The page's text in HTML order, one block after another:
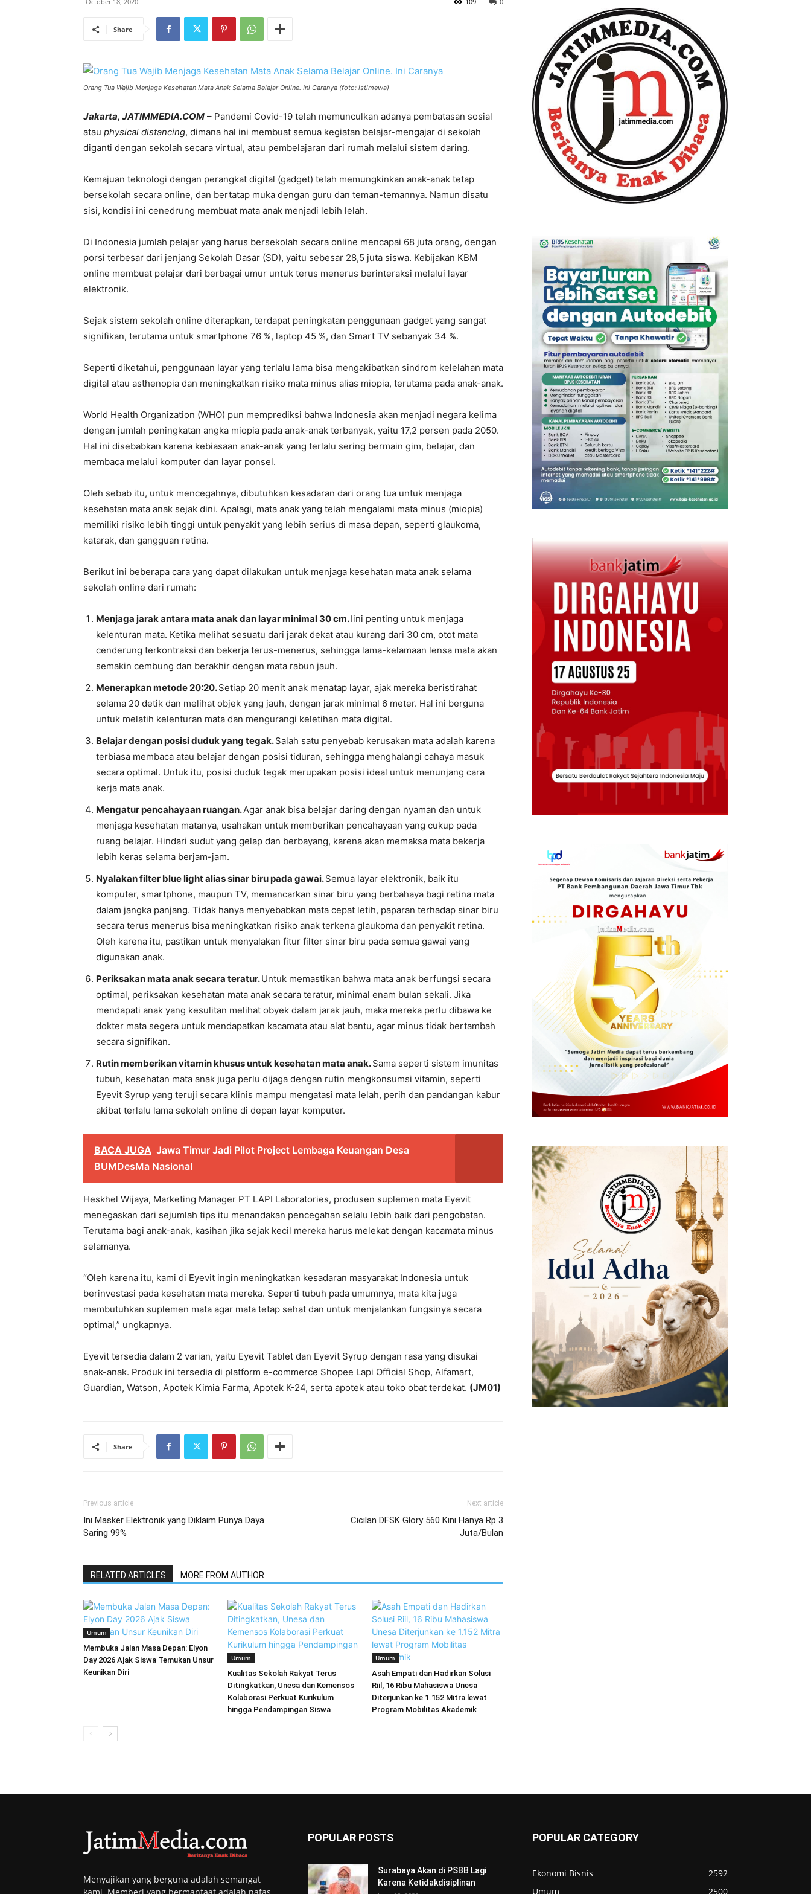
Share
Orang Tua Wajib Menjaga Kesehatan Mata Anak Selama Belajar Online. Ini Caranya (foto: istimewa)
Jakarta, JATIMMEDIA.COM – Pandemi Covid-19 telah memunculkan adanya pembatasan sosial
atau physical distancing, dimana hal ini membuat semua kegiatan belajar-mengajar di sekolah
diganti dengan sekolah secara virtual, atau pembelajaran dari rumah melalui sistem daring.
Kemajuan teknologi dengan perangkat digital (gadget) telah memungkinkan anak-anak tetap
bersekolah secara online, dan bertatap muka dengan guru dan teman-temannya. Namun disatu
sisi, kondisi ini cenedrung membuat mata anak menjadi lebih lelah.
Di Indonesia jumlah pelajar yang harus bersekolah secara online mencapai 68 juta orang, dengan
porsi terbesar dari jenjang Sekolah Dasar (SD), yaitu sebesar 28,5 juta siswa. Kebijakan KBM
online membuat pelajar dari berbagai umur untuk terus menerus berinteraksi melalui layar
elektronik.
Sejak sistem sekolah online diterapkan, terdapat peningkatan penggunaan gadget yang sangat
signifikan, terutama untuk smartphone 76 %, laptop 45 %, dan Smart TV sebanyak 34 %.
Seperti diketahui, penggunaan layar yang terlalu lama bisa mengakibatkan sindrom kelelahan mata
digital atau asthenopia dan meningkatkan risiko mata minus alias miopia, terutama pada anak-anak.
World Health Organization (WHO) pun memprediksi bahwa Indonesia akan menjadi negara kelima
dengan jumlah peningkatan angka miopia pada anak-anak terbanyak, yaitu 17,2 persen pada 2050.
Hal ini disebabkan karena kebiasaan anak-anak yang terlalu sering bermain gim, belajar, dan
membaca melalui komputer dan layar ponsel.
Oleh sebab itu, untuk mencegahnya, dibutuhkan kesadaran dari orang tua untuk menjaga
kesehatan mata anak sejak dini. Apalagi, mata anak yang telah mengalami mata minus (miopia)
memiliki risiko lebih tinggi untuk penyakit yang lebih serius di masa depan, seperti glaukoma,
katarak, dan gangguan retina.
Berikut ini beberapa cara yang dapat dilakukan untuk menjaga kesehatan mata anak selama
sekolah online dari rumah:
Menjaga jarak antara mata anak dan layar minimal 30 cm.Iini penting untuk menjaga
kelenturan mata. Ketika melihat sesuatu dari jarak dekat atau kurang dari 30 cm, otot mata
cenderung terkontraksi dan bekerja terus-menerus, sehingga lama-kelamaan lensa mata akan
semakin cembung dan berakhir dengan mata rabun jauh.
Menerapkan metode 20:20.Setiap 20 menit anak menatap layar, ajak mereka beristirahat
selama 20 detik dan melihat objek yang jauh, dengan jarak minimal 6 meter. Hal ini berguna
untuk melatih kelenturan mata dan mengurangi keletihan mata digital.
Belajar dengan posisi duduk yang tegak.Salah satu penyebab kerusakan mata adalah karena
terbiasa membaca atau belajar dengan posisi tiduran, sehingga menghalangi cahaya masuk
secara optimal. Untuk itu, posisi duduk tegak merupakan posisi ideal untuk menunjang cara
kerja mata anak.
Mengatur pencahayaan ruangan.Agar anak bisa belajar daring dengan nyaman dan untuk
menjaga kesehatan matanya, usahakan untuk memberikan pencahayaan yang cukup pada
ruang belajar. Hindari sudut yang gelap dan berbayang, karena akan memaksa mata bekerja
lebih keras selama berjam-jam.
Nyalakan filter blue light alias sinar biru pada gawai.Semua layar elektronik, baik itu
komputer, smartphone, maupun TV, memancarkan sinar biru yang berbahaya bagi retina mata
dalam jangka panjang. Tidak hanya menyebabkan mata cepat letih, paparan terhadap sinar biru
secara terus menerus bisa meningkatkan risiko anak terkena glaukoma dan penyakit retina.
Oleh karena itu, pastikan untuk menyalakan fitur filter sinar biru pada semua gawai yang
digunakan anak.
Periksakan mata anak secara teratur.Untuk memastikan bahwa mata anak berfungsi secara
optimal, periksakan kesehatan mata anak secara teratur, minimal enam bulan sekali. Jika
mendapati anak yang kesulitan melihat obyek dalam jarak jauh, maka mereka perlu dibawa ke
dokter mata segera untuk mendapatkan kacamata atau alat bantu, agar minus tidak bertambah
secara signifikan.
Rutin memberikan vitamin khusus untuk kesehatan mata anak.Sama seperti sistem imunitas
tubuh, kesehatan mata anak juga perlu dijaga dengan rutin mengkonsumsi vitamin, seperti
Eyevit Syrup yang teruji secara klinis mampu mengatasi mata lelah, perih dan pandangan kabur
akibat terlalu lama sekolah online di depan layar komputer.
BACA JUGA Jawa Timur Jadi Pilot Project Lembaga Keuangan Desa
BUMDesMa Nasional
Heskhel Wijaya, Marketing Manager PT LAPI Laboratories, produsen suplemen mata Eyevit
menegaskan dari sejumlah tips itu menandakan pencegahan selalu lebih baik dari pengobatan.
Terutama bagi anak-anak, kasihan jika sejak kecil mereka harus melekat dengan kacamata minus
selamanya.
“Oleh karena itu, kami di Eyevit ingin meningkatkan kesadaran masyarakat Indonesia untuk
berinvestasi pada kesehatan mata mereka. Seperti tubuh pada umumnya, mata kita juga
membutuhkan suplemen mata agar mata tetap sehat dan untuk menjalankan fungsinya secara
optimal,” ungkapnya.
Eyevit tersedia dalam 2 varian, yaitu Eyevit Tablet dan Eyevit Syrup dengan rasa yang disukai
anak-anak. Produk ini tersedia di platform e-commerce Shopee Lapi Official Shop, Alfamart,
Guardian, Watson, Apotek Kimia Farma, Apotek K-24, serta apotek atau toko obat terdekat. (JM01)
Share
Previous article
Ini Masker Elektronik yang Diklaim Punya Daya
Saring 99%
Next article
Cicilan DFSK Glory 560 Kini Hanya Rp 3
Juta/Bulan
RELATED ARTICLES MORE FROM AUTHOR
Umum
Membuka Jalan Masa Depan: Elyon
Day 2026 Ajak Siswa Temukan Unsur
Keunikan Diri
Umum
Kualitas Sekolah Rakyat Terus
Ditingkatkan, Unesa dan Kemensos
Kolaborasi Perkuat Kurikulum
hingga Pendampingan Siswa
Umum
Asah Empati dan Hadirkan Solusi
Riil, 16 Ribu Mahasiswa Unesa
Diterjunkan ke 1.152 Mitra lewat
Program Mobilitas Akademik
Menyajikan yang berguna adalah semangat
POPULAR POSTS
Surabaya Akan di PSBB Lagi
Karena Ketidakdisiplinan
POPULAR CATEGORY
Ekonomi Bisnis
2592
Umum
2500